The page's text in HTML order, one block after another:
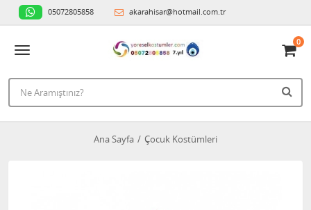
05072805858 akarahisar@hotmail.com.tr
0
Ana Sayfa Çocuk Kostümleri